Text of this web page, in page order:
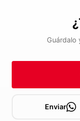
Guárdalo
Enviar